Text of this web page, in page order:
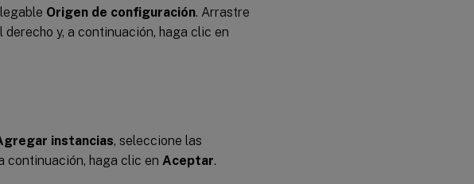
Origen de configuración. Arrastre
derecho y, a continuación, haga clic en
instancias, seleccione las
continuación, haga clic en Aceptar.